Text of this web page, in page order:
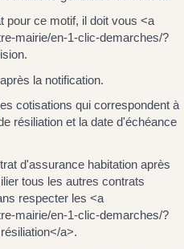
pour ce motif, il doit vous <a
mairie/en-1-clic-demarches/?
la notification.
cotisations qui correspondent à
résiliation et la date d'échéance
d'assurance habitation après
tous les autres contrats
respecter les <a
mairie/en-1-clic-demarches/?
a>.